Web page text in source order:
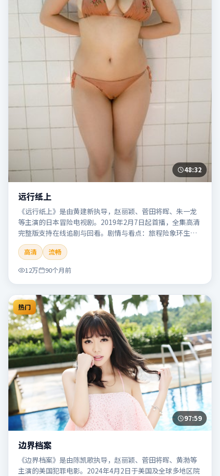
48:32
远行纸上
《远行纸上》是由黄建新执导，赵丽颖、菅田将晖、朱一龙
等主演的日本冒险电视剧。2019年2月7日起首播，全集高清
完整版支持在线追剧与回看。剧情与看点：旅程险象环生，
奇观与友情并行，带来沉浸式探险体验。本片适合检索「远
行纸上」「黄建新」「冒险」「日本」「2019」「2019-02-
07上映」等关键词的影迷阅读简介与主创信息。
高清
流畅
12万
90个月前
热门
97:59
边界档案
《边界档案》是由陈凯歌执导，赵丽颖、菅田将晖、黄渤等
主演的美国犯罪电影。2024年4月2日于美国及全球多地区院